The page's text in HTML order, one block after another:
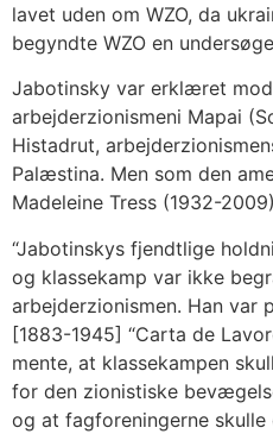
lavet uden om WZO, da
begyndte WZO en
Jabotinsky var erklæret
arbejderzionismeni Mapai
Histadrut,
Palæstina. Men som den
Madeleine Tress (1932-
“Jabotinskys fjendtlige
og klassekamp var ikke
arbejderzionismen. Han var
[1883-1945] “Carta de
mente, at klassekampen
for den zionistiske
og at fagforeningerne skulle